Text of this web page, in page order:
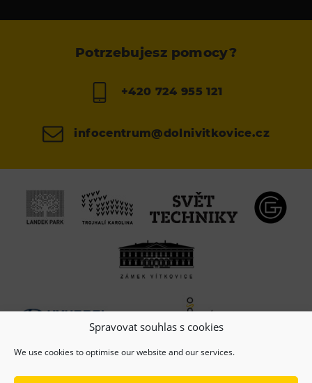
Spravovat souhlas s cookies
We use cookies to optimise our website and our services.
Potrzebujesz pomocy?
+420 724 955 121
infocentrum@dolnivitkovice.cz